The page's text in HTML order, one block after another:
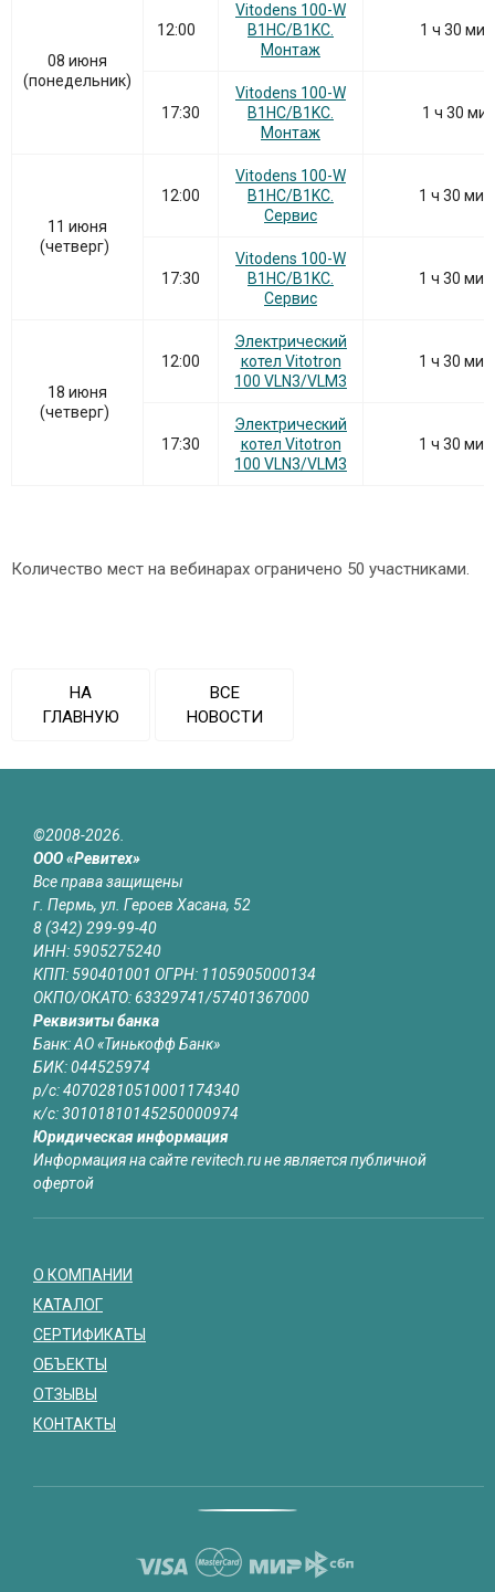
08 июня
(понедельник)
12:00
Vitodens 100-W
B1HC/B1KC.
Монтаж
1 ч 30
17:30
Vitodens 100-W
B1HC/B1KC.
Монтаж
1 ч 30 мин
11 июня
(четверг)
12:00
Vitodens 100-W
B1HC/B1KC.
Сервис
1 ч 30
17:30
Vitodens 100-W
B1HC/B1KC.
Сервис
1 ч 30
18 июня
(четверг)
12:00
Электрический
котел Vitotron
100 VLN3/VLM3
1 ч 30
17:30
Электрический
котел Vitotron
100 VLN3/VLM3
1 ч 30
Количество мест на вебинарах ограничено 50 участниками.
НА
ГЛАВНУЮ
ВСЕ
НОВОСТИ
©2008-2026.
ООО «Ревитех»
Все права защищены
г. Пермь, ул. Героев Хасана, 52
8 (342) 299-99-40
ИНН: 5905275240
КПП: 590401001 ОГРН: 1105905000134
ОКПО/ОКАТО: 63329741/57401367000
Реквизиты банка
Банк: АО «Тинькофф Банк»
БИК: 044525974
р/с: 40702810510001174340
к/с: 30101810145250000974
Юридическая информация
Информация на сайте revitech.ru не является публичной
офертой
О КОМПАНИИ
КАТАЛОГ
СЕРТИФИКАТЫ
ОБЪЕКТЫ
ОТЗЫВЫ
КОНТАКТЫ